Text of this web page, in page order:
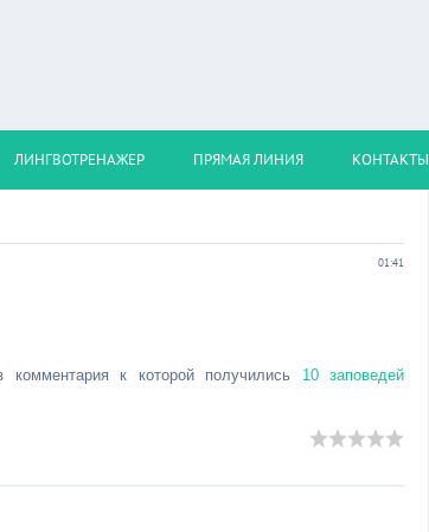
ЛИНГВОТРЕНАЖЕР ПРЯМАЯ ЛИНИЯ КОНТАКТЫ
01:41
комментария к которой получились 10 заповедей